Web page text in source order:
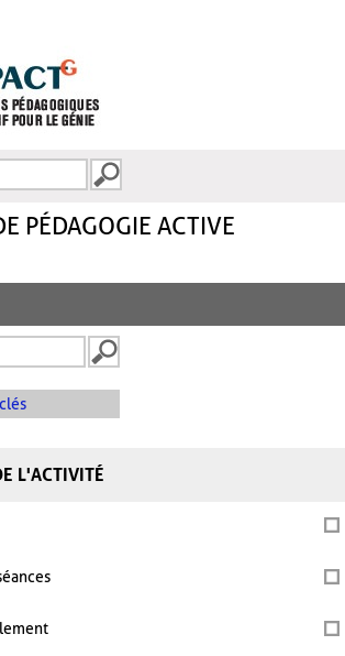
PÉDAGOGIE ACTIVE
L'ACTIVITÉ